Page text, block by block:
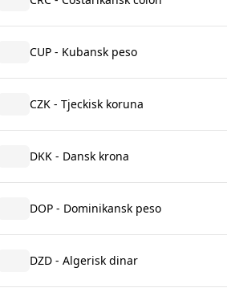
CUP - Kubansk peso
CZK - Tjeckisk koruna
DKK - Dansk krona
DOP - Dominikansk peso
DZD - Algerisk dinar